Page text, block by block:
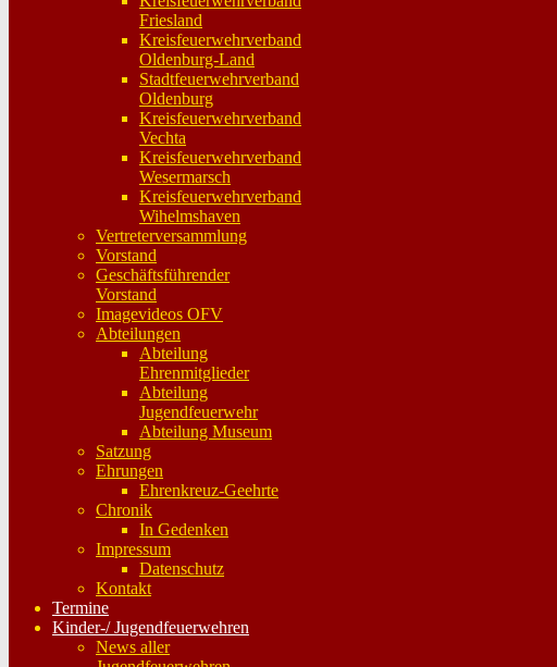
Friesland
Kreisfeuerwehrverband
Oldenburg-Land
Stadtfeuerwehrverband
Oldenburg
Kreisfeuerwehrverband
Vechta
Kreisfeuerwehrverband
Wesermarsch
Kreisfeuerwehrverband
Wihelmshaven
Vertreterversammlung
Vorstand
Geschäftsführender
Vorstand
Imagevideos OFV
Abteilungen
Abteilung
Ehrenmitglieder
Abteilung
Jugendfeuerwehr
Abteilung Museum
Satzung
Ehrungen
Ehrenkreuz-Geehrte
Chronik
In Gedenken
Impressum
Datenschutz
Kontakt
Termine
Kinder-/ Jugendfeuerwehren
News aller